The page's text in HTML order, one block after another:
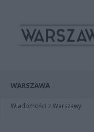
WARSZAWA
Wiadomości z Warszawy